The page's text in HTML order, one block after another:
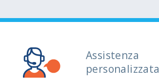
Assistenza
personalizzata